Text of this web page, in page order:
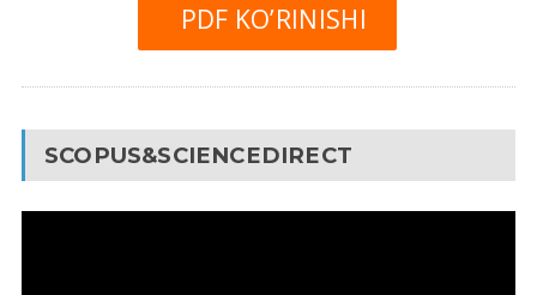
PDF KO’RINISHI
SCOPUS&SCIENCEDIRECT